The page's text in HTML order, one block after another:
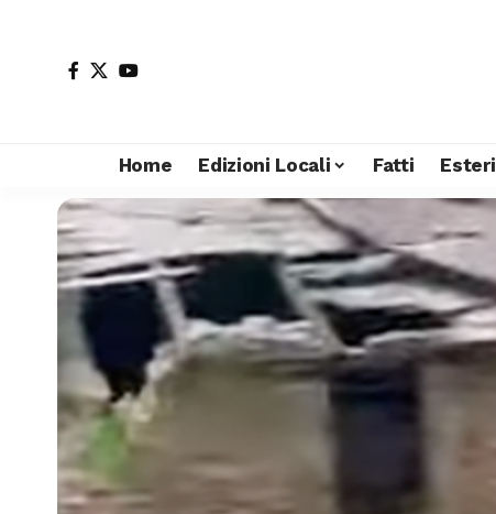
Home Edizioni Locali Fatti Esteri